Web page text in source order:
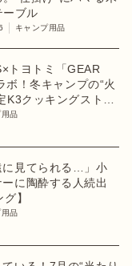
ーブル
キャンプ用品
トヨトミ「GEAR
ボ！冬キャンプの“火
K3クッキングストー
品
に見てられる…」小
に陶酔する人続出
】
品